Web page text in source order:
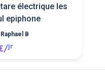
électrique les
epiphone
Raphael B
jr